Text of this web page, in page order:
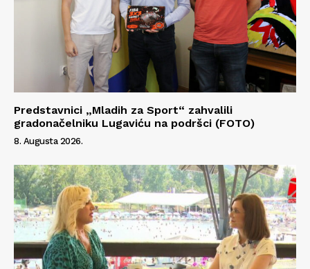
Predstavnici „Mladih za Sport“ zahvalili
gradonačelniku Lugaviću na podršci (FOTO)
8. Augusta 2026.